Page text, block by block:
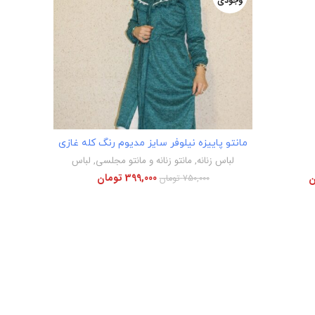
اطلاعات بیشتر
مانتو پاییزه نیلوفر سایز مدیوم رنگ کله غازی
لباس زنانه, مانتو زنانه و مانتو مجلسی, لباس
750,000 تومان 399,000 تومان